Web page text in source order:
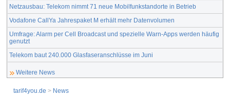
Netzausbau: Telekom nimmt 71 neue Mobilfunkstandorte in Betrieb
Vodafone CallYa Jahrespaket M erhält mehr Datenvolumen
Umfrage: Alarm per Cell Broadcast und spezielle Warn-Apps werden häufig
genutzt
Telekom baut 240.000 Glasfaseranschlüsse im Juni
Weitere News
tarif4you.de > News